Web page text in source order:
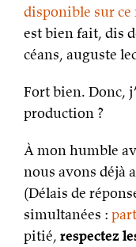
disponible sur ce
est bien fait, dis
céans, auguste
Fort bien. Donc,
production ?
À mon humble
nous avons déjà
(Délais de
simultanées :
pitié, respectez